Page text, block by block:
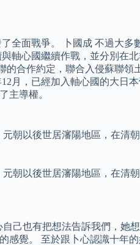
全面戰爭。 卜國成 不過大多
軸心國繼續作戰，並分別在
合作約定，聯合入侵蘇聯
月，已經加入軸心國的大日
主導權。
朝以後世居瀋陽地區，在清
朝以後世居瀋陽地區，在清
己也有把想法告訴我們，她
覺。 至於跟卜心認識十年